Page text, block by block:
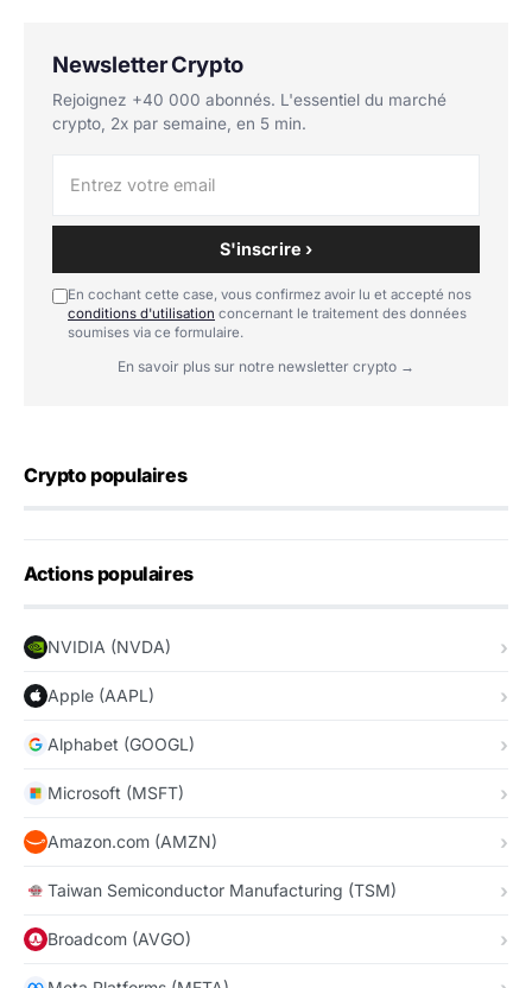
Newsletter Crypto
Rejoignez +40 000 abonnés. L'essentiel du marché
crypto, 2x par semaine, en 5 min.
S'inscrire ›
En cochant cette case, vous confirmez avoir lu et accepté nos
conditions d'utilisation concernant le traitement des données
soumises via ce formulaire.
En savoir plus sur notre newsletter crypto →
Crypto populaires
Actions populaires
NVIDIA (NVDA)
Apple (AAPL)
Alphabet (GOOGL)
Microsoft (MSFT)
Amazon.com (AMZN)
Taiwan Semiconductor Manufacturing (TSM)
Broadcom (AVGO)